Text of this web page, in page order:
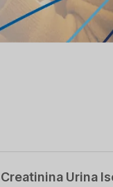
Creatinina Urina